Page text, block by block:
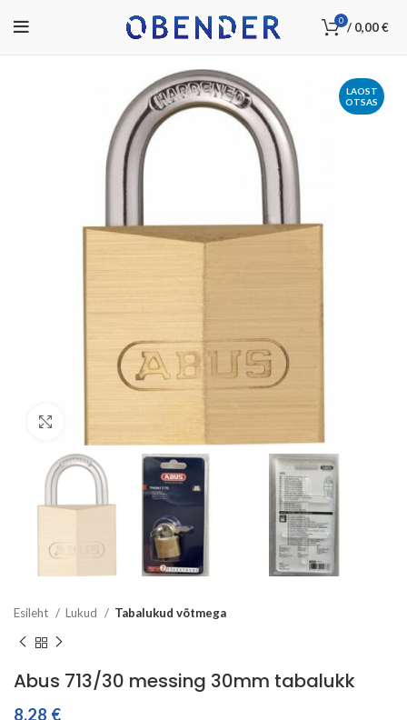
0 / 0,00€
LAOST
OTSAS
Esileht Lukud Tabalukud võtmega
Abus 713/30 messing 30mm tabalukk
8,28 €